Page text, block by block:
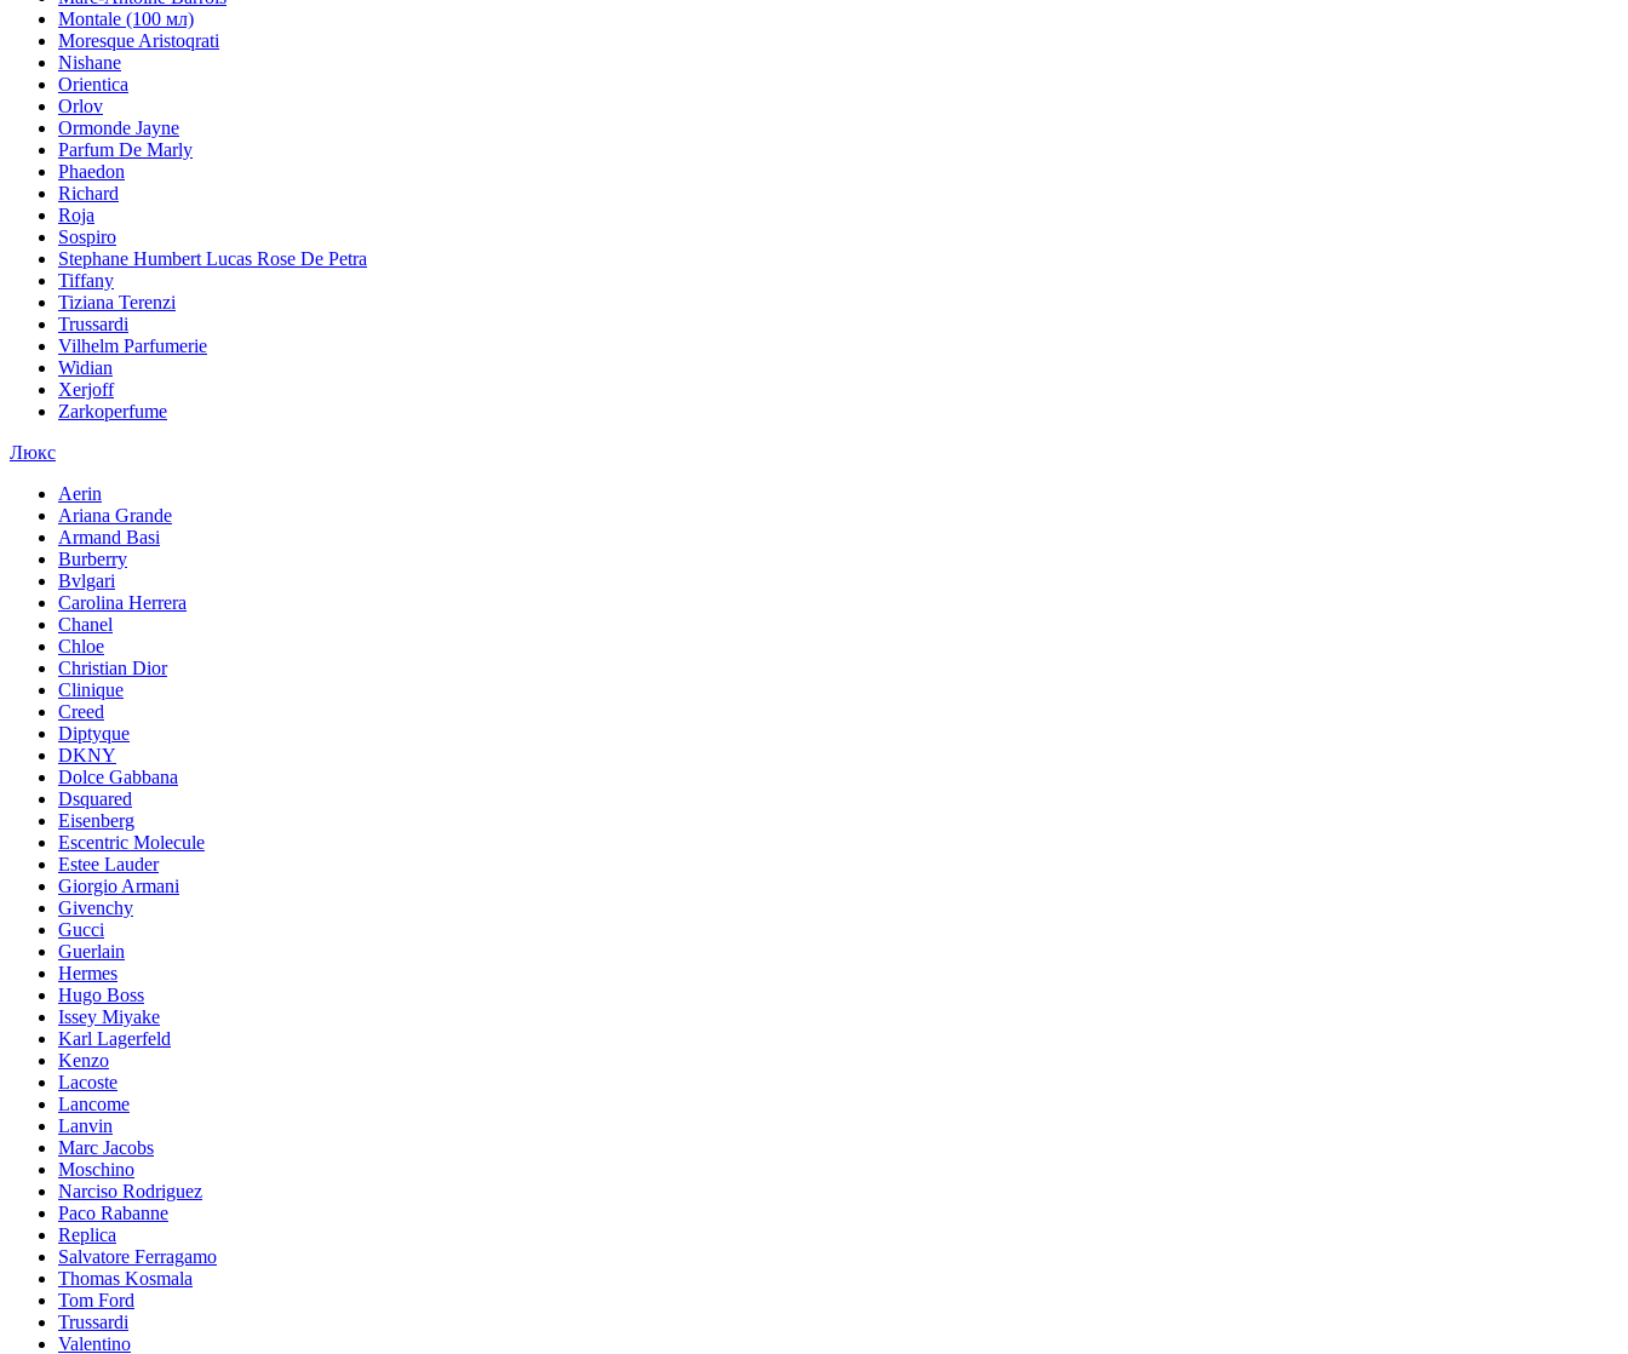
Montale (100 мл)
Moresque Aristoqrati
Nishane
Orientica
Orlov
Ormonde Jayne
Parfum De Marly
Phaedon
Richard
Roja
Sospiro
Stephane Humbert Lucas Rose De Petra
Tiffany
Tiziana Terenzi
Trussardi
Vilhelm Parfumerie
Widian
Xerjoff
Zarkoperfume
Люкс
Aerin
Ariana Grande
Armand Basi
Burberry
Bvlgari
Carolina Herrera
Chanel
Chloe
Christian Dior
Clinique
Creed
Diptyque
DKNY
Dolce Gabbana
Dsquared
Eisenberg
Escentric Molecule
Estee Lauder
Giorgio Armani
Givenchy
Gucci
Guerlain
Hermes
Hugo Boss
Issey Miyake
Karl Lagerfeld
Kenzo
Lacoste
Lancome
Lanvin
Marc Jacobs
Moschino
Narciso Rodriguez
Paco Rabanne
Replica
Salvatore Ferragamo
Thomas Kosmala
Tom Ford
Trussardi
Valentino